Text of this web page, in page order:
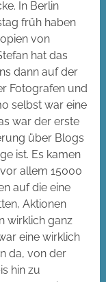
In Berlin
früh haben
von
hat das
dann auf der
Fotografen und
selbst war eine
war der erste
über Blogs
ist. Es kamen
allem 15000
auf die eine
Aktionen
wirklich ganz
eine wirklich
da, von der
hin zu